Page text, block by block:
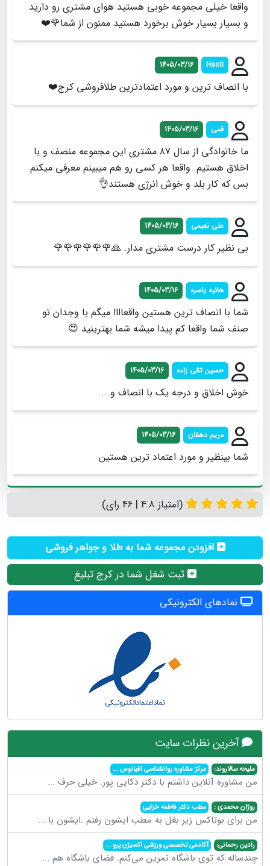
واقعا خیلی مجموعه خوبی هستید هوای مشتری رو دارید
و بسیار بسیار خوش برخورد هستید ممنون از شما🌹❤️
Hasti
1405/03/16
با انصاف ترین و مورد اعتمادترین طلافروشی کرج❤️
قمی 1405/03/16
ما خانوادگی از سال ۸۷ مشتری این مجموعه منصف و با
اخلاق هستیم. واقعا هر کسی رو هم میبینم معرفی میکنم
بس که کار بلد و خوش انرژی هستند👌
علی نعیمی 1405/03/16
بی نظیر کار درست مشتری مدار. 🙏🌹🌹🌹🌹🌹🌹
هانیه یاسره 1405/03/16
شما با انصاف ترین هستین واقعاااا میگم با وجدان تو
صنف شما واقعا کم پیدا میشه شما بهترینید 😍
حسین تقی زاده 1405/03/16
خوش اخلاق و درجه یک با انصاف و....
مریم دهقان 1405/03/16
شما بینظیر و مورد اعتماد ترین هستین
(امتیاز 4.8 | 46 رای)
افزودن مجموعه شما به طلا و جواهر فروشی
ثبت شغل شما در کرج تبلیغ
نمادهای الکترونیکی
آخرین نظرات سایت
ملیحه سالاروند: مرکز مشاوره روانشناسی اقیانوس...
من مشاوره آنلاین داشتم با دکتر ذکایی پور. خیلی حرف ...
روژان محمدی : مطب دکتر فاطمه خزایی
من برای بوتاکس زیر بغل به مطب ایشون رفتم .ایشون با ...
رادین رحمانی: آکادمی تخصصی ورزشی اکسیژن پرو...
چندساله که توی باشگاه تمرین می‌کنم. فضای باشگاه هم ...